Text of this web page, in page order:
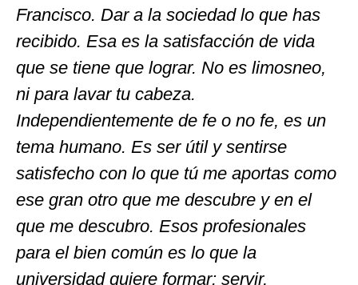
Francisco. Dar a la sociedad lo que has
recibido. Esa es la satisfacción de vida
que se tiene que lograr. No es limosneo,
ni para lavar tu cabeza.
Independientemente de fe o no fe, es un
tema humano. Es ser útil y sentirse
satisfecho con lo que tú me aportas como
ese gran otro que me descubre y en el
que me descubro. Esos profesionales
para el bien común es lo que la
universidad quiere formar: servir,